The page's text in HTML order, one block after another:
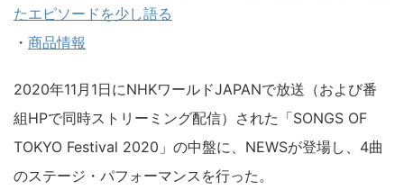
たエピソードを少し語る
・ 商品情報
2020年11月1日にNHKワールドJAPANで放送（および番
組HPで同時ストリーミング配信）された「SONGS OF
TOKYO Festival 2020」の中盤に、NEWSが登場し、4曲
のステージ・パフォーマンスを行った。